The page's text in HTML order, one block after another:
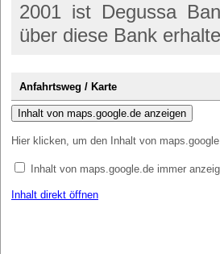
2001 ist Degussa
über diese Bank
Anfahrtsweg / Karte
Inhalt von maps.google.de anzeigen
Hier klicken, um den Inhalt von
Inhalt von maps.google.de immer
Inhalt direkt öffnen